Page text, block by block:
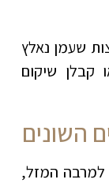
שעמן נאלץ
קבלן שיקום
השונים
למרבה המזל,